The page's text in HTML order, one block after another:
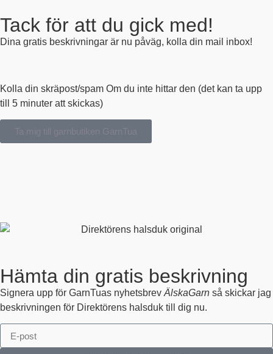
Tack för att du gick med!
Dina gratis beskrivningar är nu påväg, kolla din mail inbox!
Kolla din skräpost/spam Om du inte hittar den (det kan ta upp
till 5 minuter att skickas)
Ta mig till garnbutiken GarnTua
Hämta din gratis beskrivning
Signera upp för GarnTuas nyhetsbrev ÄlskaGarn så skickar jag
beskrivningen för Direktörens halsduk till dig nu.